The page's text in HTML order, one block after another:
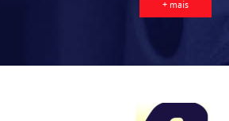
+ mais